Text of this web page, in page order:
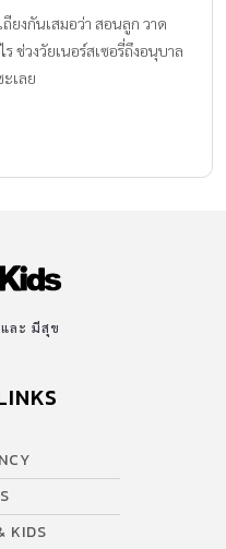
งกันเสมอว่า สอนลูก วาด
ช่วงวัยเนอร์สเซอรี่ถึงอนุบาล
เลย
ละ มีสุข
KIDS